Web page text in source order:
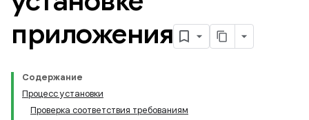
приложения
Содержание
Процесс установки
Проверка соответствия требованиям